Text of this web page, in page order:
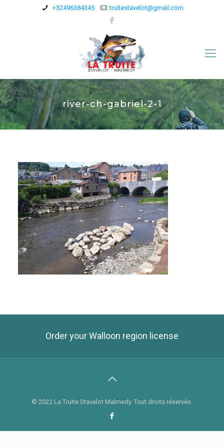
+32496384345 truitestavelot@gmail.com
river-ch-gabriel-2-1
Order your Walloon region license
© 2022 La Truite Stavelot Malmedy. Tout droits réservés.